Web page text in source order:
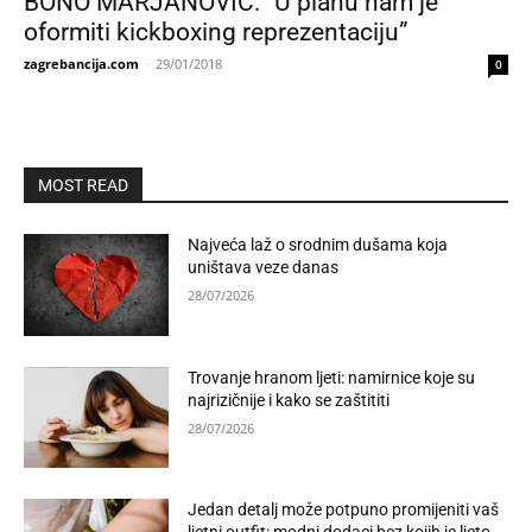
oformiti kickboxing reprezentaciju”
zagrebancija.com - 29/01/2018 0
MOST READ
Najveća laž o srodnim dušama koja
uništava veze danas
28/07/2026
Trovanje hranom ljeti: namirnice koje su
najrizičnije i kako se zaštititi
28/07/2026
Jedan detalj može potpuno promijeniti vaš